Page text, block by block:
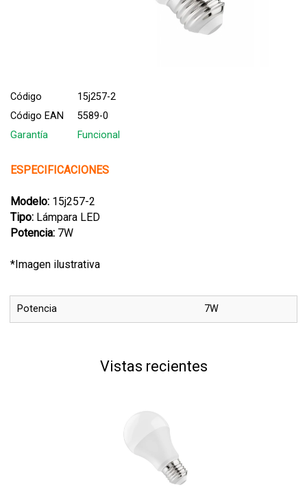
Código
15j257-2
Código EAN
5589-0
Garantía
Funcional
ESPECIFICACIONES
Modelo: 15j257-2
Tipo: Lámpara LED
Potencia: 7W
*Imagen ilustrativa
Potencia 7W
Vistas recientes